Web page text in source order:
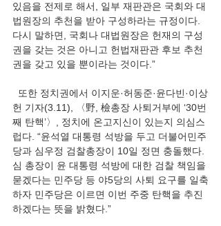
있음을 전제로 해서, 일부 재판관은 국회와 대
법원장의 추천을 받아 구성하라는 규정이다.
다시 말하면, 국회나 대법원장은 헌재의 구성
권을 갖는 것은 아니고 헌법재판관 후보 추천
권을 갖고 있을 뿐이라는 것이다.”
또한 정치권에서 이지운·허동준·윤다빈·이상
헌 기자(3.11), 〈野, 檢총장 사퇴거부에 ‘30번
째 탄핵’〉, 정치에 온고지신이 있는지 의심스
럽다. “윤석열 대통령 석방을 두고 더불어민주
당과 심우정 검찰총장이 10일 정면 충돌했다.
심 총장이 윤 대통령 석방에 대한 검찰 책임을
묻겠다는 민주당 등 야5당의 사퇴 요구를 일축
하자 민주당은 이르면 이번 주중 탄핵을 추진
하겠다는 뜻을 밝혔다.”